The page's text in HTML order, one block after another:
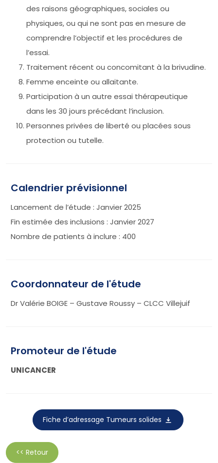
des raisons géographiques, sociales ou
physiques, ou qui ne sont pas en mesure de
comprendre l’objectif et les procédures de
l’essai.
Traitement récent ou concomitant à la brivudine.
Femme enceinte ou allaitante.
Participation à un autre essai thérapeutique
dans les 30 jours précédant l’inclusion.
Personnes privées de liberté ou placées sous
protection ou tutelle.
Calendrier prévisionnel
Lancement de l’étude : Janvier 2025
Fin estimée des inclusions : Janvier 2027
Nombre de patients à inclure : 400
Coordonnateur de l'étude
Dr Valérie BOIGE – Gustave Roussy – CLCC Villejuif
Promoteur de l'étude
UNICANCER
Fiche d’adressage Tumeurs solides
<< Retour